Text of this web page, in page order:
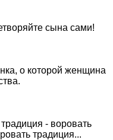
сына сами!
о которой женщина
- воровать
традиция...